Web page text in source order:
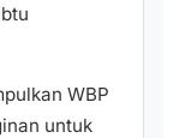
WBP
untuk